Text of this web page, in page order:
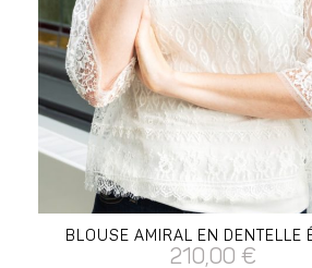
BLOUSE AMIRAL EN DENTELLE
210,00 €